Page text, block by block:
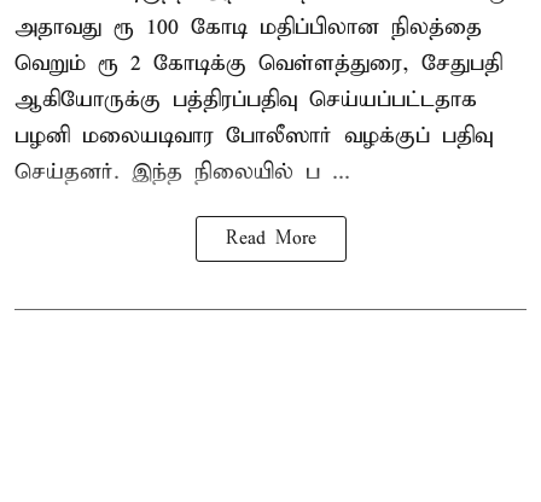
அதாவது ரூ 100 கோடி மதிப்பிலான நிலத்தை
வெறும் ரூ 2 கோடிக்கு வெள்ளத்துரை, சேதுபதி
ஆகியோருக்கு பத்திரப்பதிவு செய்யப்பட்டதாக
பழனி மலையடிவார போலீஸார் வழக்குப் பதிவு
செய்தனர். இந்த நிலையில் ப ...
Read More